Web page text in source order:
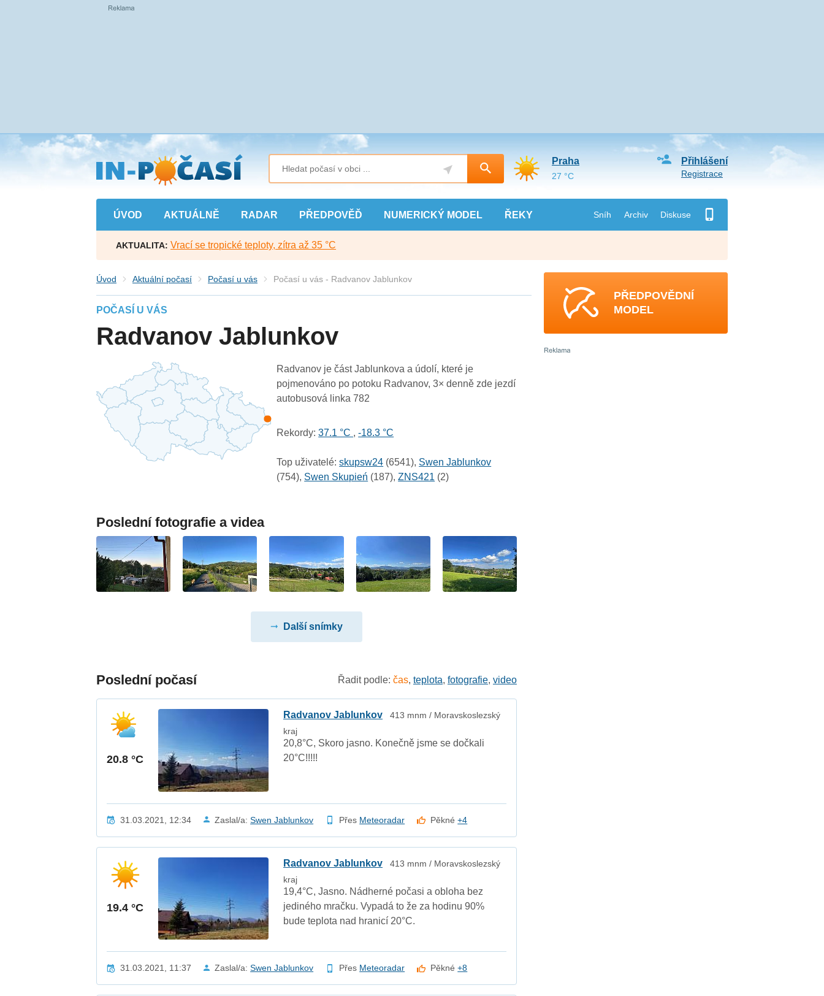
Přejít
na
hlavní
obsah
ÚVOD AKTUÁLNĚ RADAR PŘEDPOVĚĎ NUMERICKÝ MODEL ŘEKY Sníh Archiv Diskuse
Přihlášení
Registrace
Praha
27 °C
AKTUALITA: Vrací se tropické teploty, zítra až 35 °C
Úvod Aktuální počasí Počasí u vás Počasí u vás - Radvanov Jablunkov
POČASÍ U VÁS
Radvanov Jablunkov
Radvanov je část Jablunkova a údolí, které je
pojmenováno po potoku Radvanov, 3× denně zde jezdí
autobusová linka 782
Rekordy: 37.1 °C ,-18.3 °C
Top uživatelé: skupsw24 (6541), Swen Jablunkov
(754), Swen Skupień (187),ZNS421 (2)
Poslední fotografie a videa
Další snímky
Poslední počasí Řadit podle: čas, teplota, fotografie, video
20.8 °C
Radvanov Jablunkov
413 mnm / Moravskoslezský
kraj
20,8°C, Skoro jasno. Konečně jsme se dočkali
20°C!!!!!
31.03.2021, 12:34 Zaslal/a:Swen Jablunkov Přes Meteoradar Pěkné+4
19.4 °C
Radvanov Jablunkov
413 mnm / Moravskoslezský
kraj
19,4°C, Jasno. Nádherné počasi a obloha bez
jediného mračku. Vypadá to že za hodinu 90%
bude teplota nad hranicí 20°C.
31.03.2021, 11:37 Zaslal/a:Swen Jablunkov Přes Meteoradar Pěkné+8
PŘEDPOVĚDNÍ
MODEL